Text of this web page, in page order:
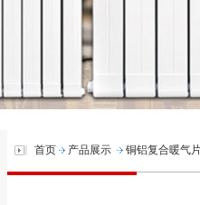
首页 产品展示 铜铝复合暖气